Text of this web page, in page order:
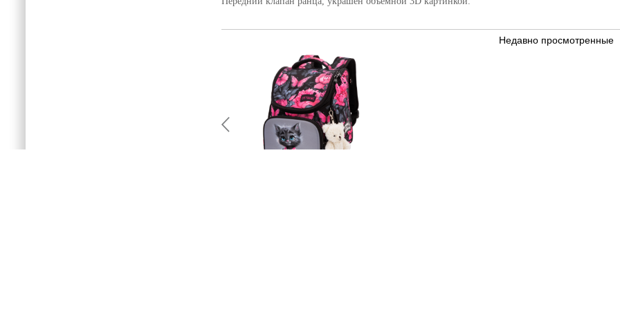
Недавно просмотренные